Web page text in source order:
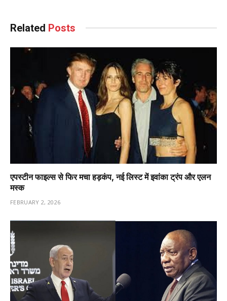
Related Posts
एपस्टीन फाइल्स से फिर मचा हड़कंप, नई लिस्ट में इवांका ट्रंप और एलन
मस्क
FEBRUARY 2, 2026